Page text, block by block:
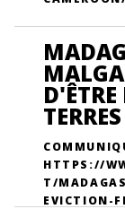
D'ÊTRE
TERRES
HTTPS://
T/
EVICTION-